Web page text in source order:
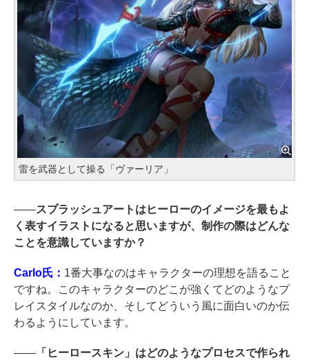
雷を武器として操る「ヴァーリア」
――スプラッシュアートはヒーローのイメージを最もよ
く表すイラストになると思いますが、制作の際はどんな
ことを意識していますか？
Carlo氏： 1番大事なのはキャラクターの理想を語ること
ですね。このキャラクターのどこが強くてどのようなプ
レイスタイルなのか、そしてどういう風に面白いのか伝
わるようにしています。
――「ヒーロースキン」はどのようなプロセスで作られ